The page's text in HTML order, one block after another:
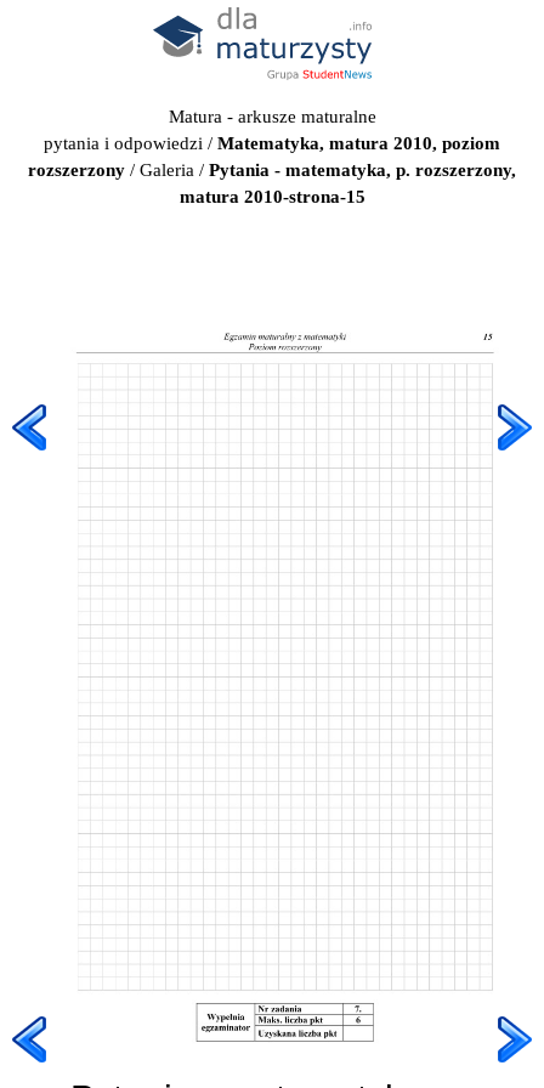
Matura - arkusze maturalne
pytania i odpowiedzi / Matematyka, matura 2010, poziom
rozszerzony / Galeria / Pytania - matematyka, p. rozszerzony,
matura 2010-strona-15